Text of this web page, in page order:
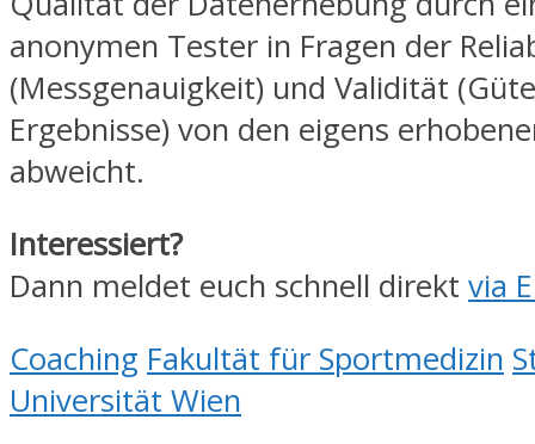
anonymen Tester in Fragen der
(Messgenauigkeit) und Validität
Ergebnisse) von den eigens
abweicht.
Interessiert?
Dann meldet euch schnell direkt via
Coaching Fakultät für Sportmedizin
Universität Wien